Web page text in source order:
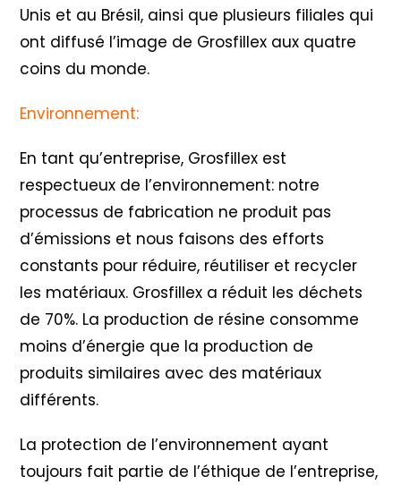
Unis et au Brésil, ainsi que plusieurs filiales qui
ont diffusé l’image de Grosfillex aux quatre
coins du monde.
Environnement:
En tant qu’entreprise, Grosfillex est
respectueux de l’environnement: notre
processus de fabrication ne produit pas
d’émissions et nous faisons des efforts
constants pour réduire, réutiliser et recycler
les matériaux. Grosfillex a réduit les déchets
de 70%. La production de résine consomme
moins d’énergie que la production de
produits similaires avec des matériaux
différents.
La protection de l’environnement ayant
toujours fait partie de l’éthique de l’entreprise,